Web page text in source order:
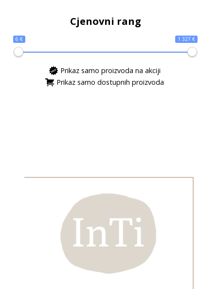
Cjenovni rang
6 € 1 327 €
Prikaz samo proizvoda na akciji
Prikaz samo dostupnih proizvoda